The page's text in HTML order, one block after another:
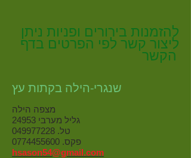
להזמנות בירורים ופניות ניתן
ליצור קשר לפי הפרטים בדף
הקשר
שנגרי-הילה בקתות עץ
מצפה הילה
גליל מערבי 24953
טל. 049977228
פקס. 0774455600
hsason54@gmail.com